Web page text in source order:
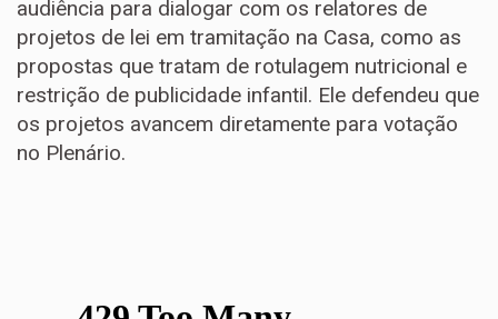
audiência para dialogar com os relatores de
projetos de lei em tramitação na Casa, como as
propostas que tratam de rotulagem nutricional e
restrição de publicidade infantil. Ele defendeu que
os projetos avancem diretamente para votação
no Plenário.